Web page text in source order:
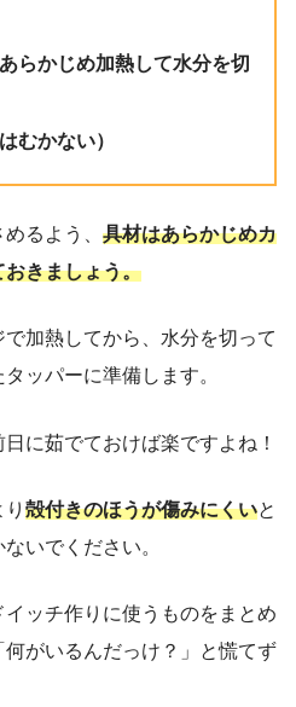
らかじめ加熱して水分を切
むかない）
るよう、 具材はあらかじめカ
きましょう。
加熱してから、水分を切って
ッパーに準備します。
に茹でておけば楽ですよね！
殻付きのほうが傷みにくいと
いでください。
ッチ作りに使うものをまとめ
がいるんだっけ？」と慌てず